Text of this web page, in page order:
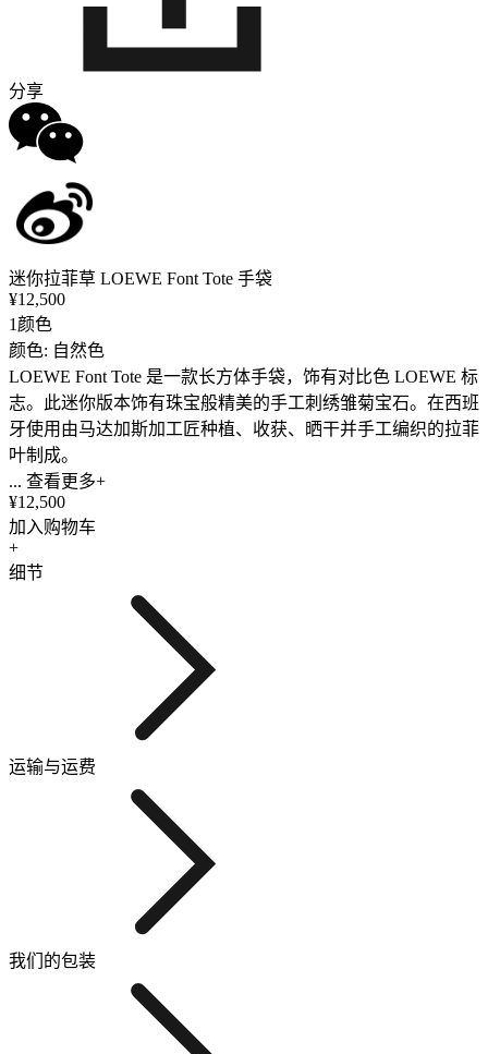
分享
迷你拉菲草 LOEWE Font Tote 手袋
¥12,500
1颜色
颜色: 自然色
LOEWE Font Tote 是一款长方体手袋，饰有对比色 LOEWE 标
志。此迷你版本饰有珠宝般精美的手工刺绣雏菊宝石。在西班
牙使用由马达加斯加工匠种植、收获、晒干并手工编织的拉菲
叶制成。
... 查看更多+
¥12,500
加入购物车
+
细节
运输与运费
我们的包装